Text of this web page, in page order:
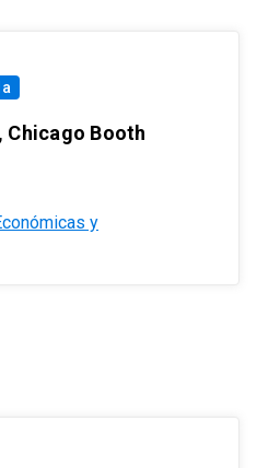
Chicago Booth
y